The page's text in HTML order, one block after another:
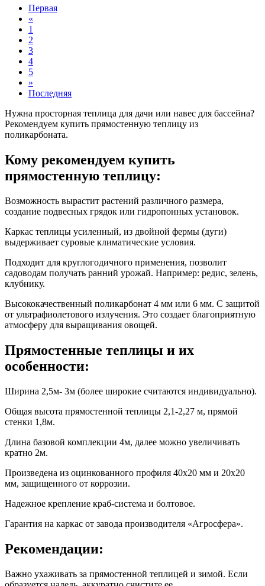
Первая
«
1
2
3
4
5
»
Последняя
Нужна просторная теплица для дачи или навес для бассейна?
Рекомендуем купить прямостенную теплицу из
поликарбоната.
Кому рекомендуем купить
прямостенную теплицу:
Возможность вырастит растений различного размера,
создание подвесных грядок или гидропонных установок.
Каркас теплицы усиленный, из двойной фермы (дуги)
выдерживает суровые климатические условия.
Подходит для круглогодичного применения, позволит
садоводам получать ранний урожай. Например: редис, зелень,
клубнику.
Высококачественный поликарбонат 4 мм или 6 мм. С защитой
от ультрафиолетового излучения. Это создает благоприятную
атмосферу для выращивания овощей.
Прямостенные теплицы и их
особенности:
Ширина 2,5м- 3м (более широкие считаются индивидуально).
Общая высота прямостенной теплицы 2,1-2,27 м, прямой
стенки 1,8м.
Длина базовой комплекции 4м, далее можно увеличивать
кратно 2м.
Произведена из оцинкованного профиля 40х20 мм и 20х20
мм, защищенного от коррозии.
Надежное крепление краб-система и болтовое.
Гарантия на каркас от завода производителя «Агросфера».
Рекомендации:
Важно ухаживать за прямостенной теплицей и зимой. Если